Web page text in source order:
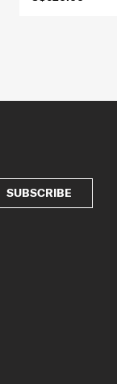
SUBSCRIBE